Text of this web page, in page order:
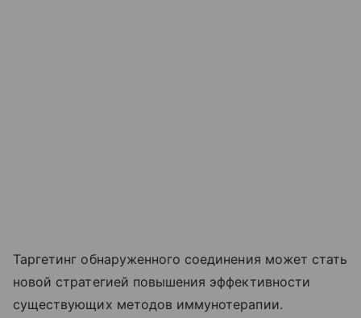
Таргетинг обнаруженного соединения может стать
новой стратегией повышения эффективности
существующих методов иммунотерапии.